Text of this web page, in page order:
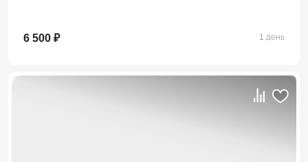
6 500 ₽ 1 день